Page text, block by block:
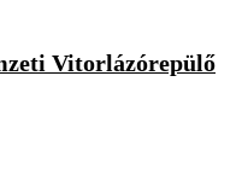
Vitorlázórepülő